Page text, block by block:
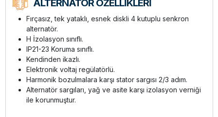
ALTERNATÖR ÖZELLİKLERİ
Fırçasız, tek yataklı, esnek diskli 4 kutuplu senkron
alternatör.
H İzolasyon sınıflı.
IP21-23 Koruma sınıflı.
Kendinden ikazlı.
Elektronik voltaj regülatörlü.
Harmonik bozulmalara karşı stator sargısı 2/3 adım.
Alternatör sargıları, yağ ve asite karşı izolasyon verniği
ile korunmuştur.